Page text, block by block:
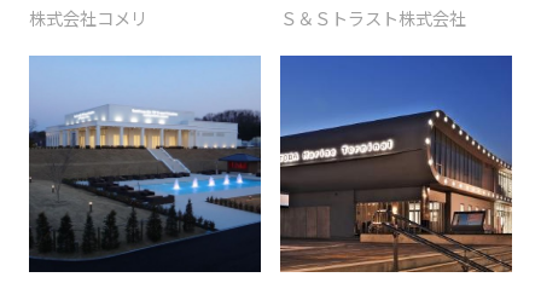
株式会社コメリ Ｓ＆Ｓトラスト株式会社